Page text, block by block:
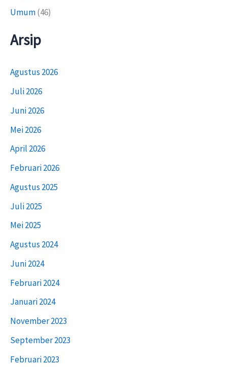
Umum(46)
Arsip
Agustus 2026
Juli 2026
Juni 2026
Mei 2026
April 2026
Februari 2026
Agustus 2025
Juli 2025
Mei 2025
Agustus 2024
Juni 2024
Februari 2024
Januari 2024
November 2023
September 2023
Februari 2023